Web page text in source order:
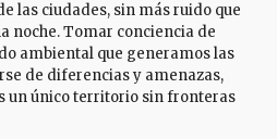
las ciudades, sin más ruido que
noche. Tomar conciencia de
ambiental que generamos las
de diferencias y amenazas,
un único territorio sin fronteras